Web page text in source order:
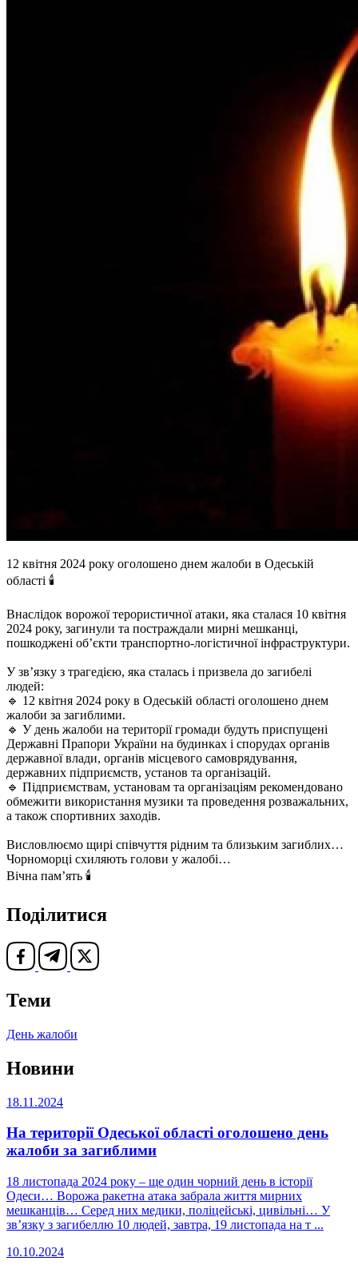
12 квітня 2024 року оголошено днем жалоби в Одеській
області 🕯
Внаслідок ворожої терористичної атаки, яка сталася 10 квітня
2024 року, загинули та постраждали мирні мешканці,
пошкоджені об’єкти транспортно-логістичної інфраструктури.
У зв’язку з трагедією, яка сталась і призвела до загибелі
людей:
🔹 12 квітня 2024 року в Одеській області оголошено днем
жалоби за загиблими.
🔹 У день жалоби на території громади будуть приспущені
Державні Прапори України на будинках і спорудах органів
державної влади, органів місцевого самоврядування,
державних підприємств, установ та організацій.
🔹 Підприємствам, установам та організаціям рекомендовано
обмежити використання музики та проведення розважальних,
а також спортивних заходів.
Висловлюємо щирі співчуття рідним та близьким загиблих…
Чорноморці схиляють голови у жалобі…
Вічна памʼять 🕯
Поділитися
Теми
День жалоби
Новини
18.11.2024
На території Одеської області оголошено день
жалоби за загиблими
18 листопада 2024 року – ще один чорний день в історії
Одеси… Ворожа ракетна атака забрала життя мирних
мешканців… Серед них медики, поліцейські, цивільні… У
зв’язку з загибеллю 10 людей, завтра, 19 листопада на т ...
10.10.2024